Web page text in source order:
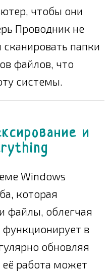
чтобы они
Проводник не
папки
файлов, что
системы.
и
Windows
которая
файлы, облегчая
в
обновляя
работа может